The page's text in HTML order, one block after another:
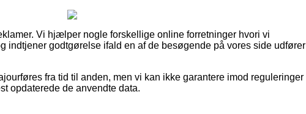
Vi hjælper nogle forskellige online forretninger hvori vi
indtjener godtgørelse ifald en af de besøgende på vores side udfører
fra tid til anden, men vi kan ikke garantere imod reguleringer
opdaterede de anvendte data.